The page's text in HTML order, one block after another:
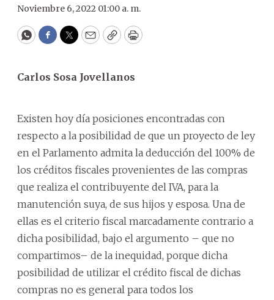
Noviembre 6, 2022 01:00 a. m.
WhatsApp
Facebook
Twitter
EmailCopyPrint
Carlos Sosa Jovellanos
Existen hoy día posiciones encontradas con
respecto a la posibilidad de que un proyecto de ley
en el Parlamento admita la deducción del 100% de
los créditos fiscales provenientes de las compras
que realiza el contribuyente del IVA, para la
manutención suya, de sus hijos y esposa. Una de
ellas es el criterio fiscal marcadamente contrario a
dicha posibilidad, bajo el argumento – que no
compartimos– de la inequidad, porque dicha
posibilidad de utilizar el crédito fiscal de dichas
compras no es general para todos los